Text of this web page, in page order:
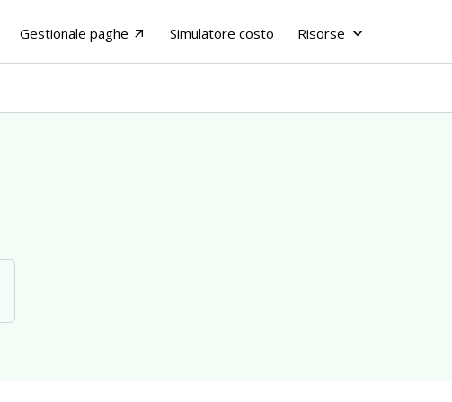
Gestionale paghe arrow_outward Simulatore costo Risorse keyboard_arrow_down